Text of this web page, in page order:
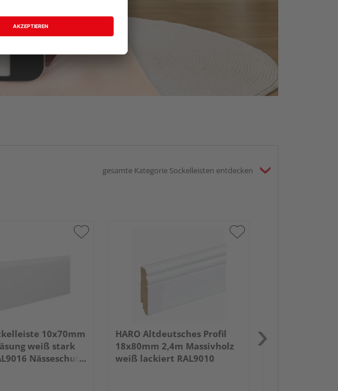
gesamte Kategorie Sockelleisten entdecken
10x70mm
weiß stark
Nässeschutz
HARO Altdeutsches Profil
18x80mm 2,4m Massivholz
weiß lackiert RAL9010